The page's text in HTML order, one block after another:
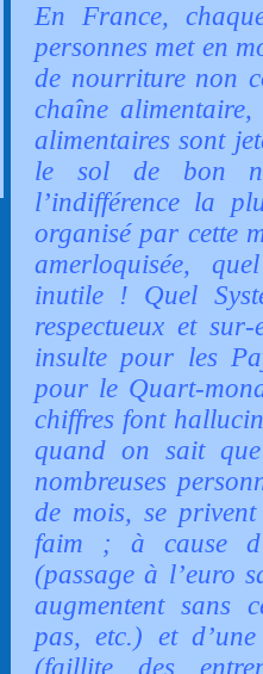
En France,
personnes met en
de nourriture non
chaîne
alimentaires sont
le sol de bon
l’indifférence la
organisé par cette
amerloquisée,
inutile ! Quel
respectueux et
insulte pour les
pour le Quart-
chiffres font
quand on sait
nombreuses
de mois, se
faim ; à cause
(passage à l’euro
augmentent sans
pas, etc.) et
(faillite des